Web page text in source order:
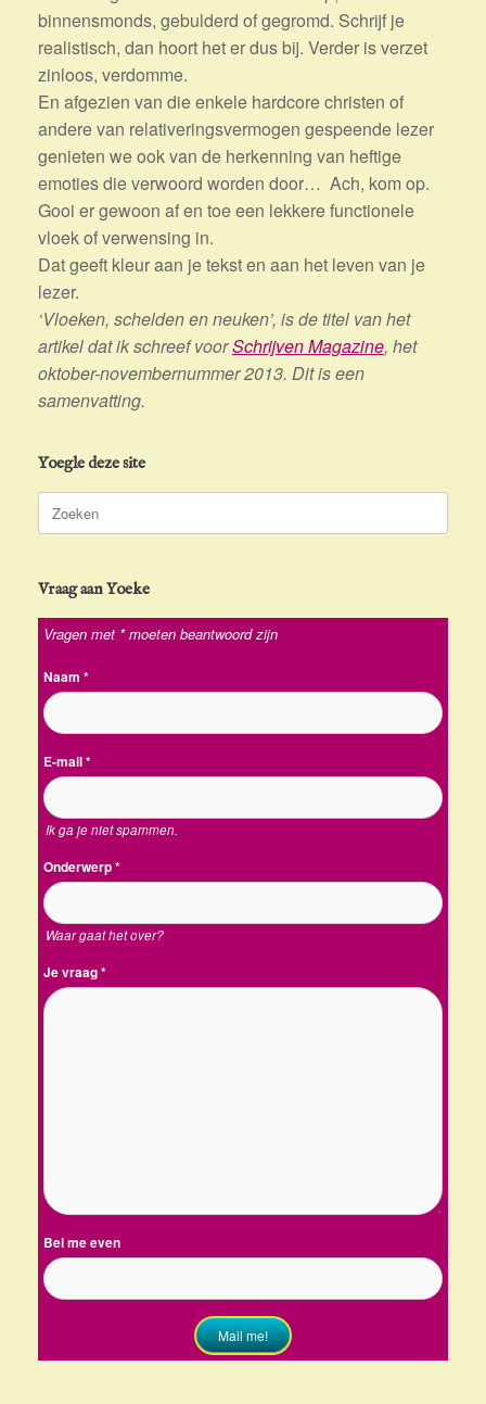
binnensmonds, gebulderd of gegromd. Schrijf je
realistisch, dan hoort het er dus bij. Verder is verzet
zinloos, verdomme.
En afgezien van die enkele hardcore christen of
andere van relativeringsvermogen gespeende lezer
genieten we ook van de herkenning van heftige
emoties die verwoord worden door… Ach, kom op.
Gooi er gewoon af en toe een lekkere functionele
vloek of verwensing in.
Dat geeft kleur aan je tekst en aan het leven van je
lezer.
‘Vloeken, schelden en neuken’, is de titel van het
artikel dat ik schreef voorSchrijven Magazine, het
oktober-novembernummer 2013. Dit is een
samenvatting.
Yoegle deze site
naar:
Vraag aan Yoeke
Vragen met * moeten beantwoord zijn
Naam *
E-mail*
Ik ga je niet spammen.
Onderwerp*
Waar gaat het over?
Je vraag*
Bel me even
Mail me!